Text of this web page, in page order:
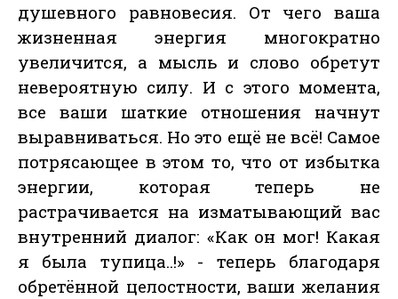
душевного равновесия. От чего ваша
жизненная энергия многократно
увеличится, а мысль и слово обретут
невероятную силу. И с этого момента,
все ваши шаткие отношения начнут
выравниваться. Но это ещё не всё! Самое
потрясающее в этом то, что от избытка
энергии, которая теперь не
растрачивается на изматывающий вас
внутренний диалог: «Как он мог! Какая
я была тупица..!» - теперь благодаря
обретённой целостности, ваши желания